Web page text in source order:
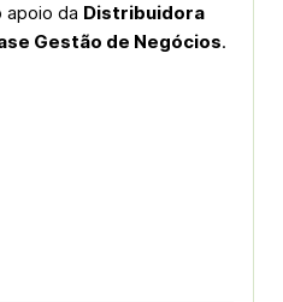
da Distribuidora
Gestão de Negócios.